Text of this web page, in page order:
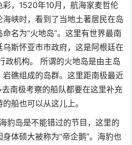
，1520年10月，航海家麦哲伦
峡时，看到了当地土著居民在岛
名为“火地岛”。这里有世界最南
斯怀亚市市政府，这是阿根廷在
政机构。 所谓的火地岛是由主岛
礁组成的岛群。这里距南极最近
南极考察的船队都要在这里补充
船也可以从这儿上。
豹岛是不能错过的节目，这里的
体硕大被称为“帝企鹅”。海豹也